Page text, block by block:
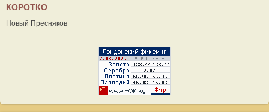
КОРОТКО
Новый Пресняков